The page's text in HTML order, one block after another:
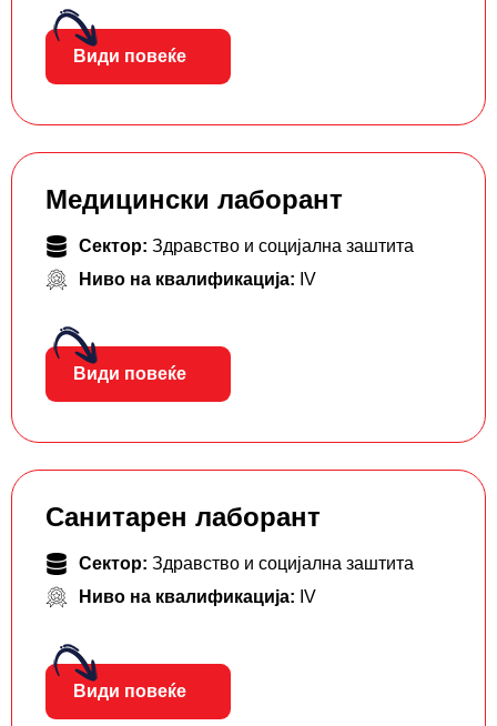
Види повеќе
Медицински лаборант
Сектор: Здравство и социјална заштита
Ниво на квалификација: IV
Види повеќе
Санитарен лаборант
Сектор: Здравство и социјална заштита
Ниво на квалификација: IV
Види повеќе